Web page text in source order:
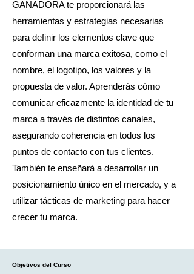
GANADORA te proporcionará las
herramientas y estrategias necesarias
para definir los elementos clave que
conforman una marca exitosa, como el
nombre, el logotipo, los valores y la
propuesta de valor. Aprenderás cómo
comunicar eficazmente la identidad de tu
marca a través de distintos canales,
asegurando coherencia en todos los
puntos de contacto con tus clientes.
También te enseñará a desarrollar un
posicionamiento único en el mercado, y a
utilizar tácticas de marketing para hacer
crecer tu marca.
Objetivos del Curso